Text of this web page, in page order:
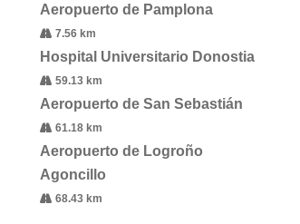
Aeropuerto de Pamplona
7.56 km
Hospital Universitario Donostia
59.13 km
Aeropuerto de San Sebastián
61.18 km
Aeropuerto de Logroño
Agoncillo
68.43 km